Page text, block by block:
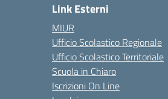
Link Esterni
MIUR
Ufficio Scolastico Regionale
Ufficio Scolastico Territoriale
Scuola in Chiaro
Iscrizioni On Line